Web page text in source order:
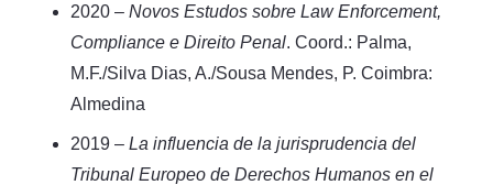
2020 – Novos Estudos sobre Law Enforcement,
Compliance e Direito Penal. Coord.: Palma,
M.F./Silva Dias, A./Sousa Mendes, P. Coimbra:
Almedina
2019 – La influencia de la jurisprudencia del
Tribunal Europeo de Derechos Humanos en el